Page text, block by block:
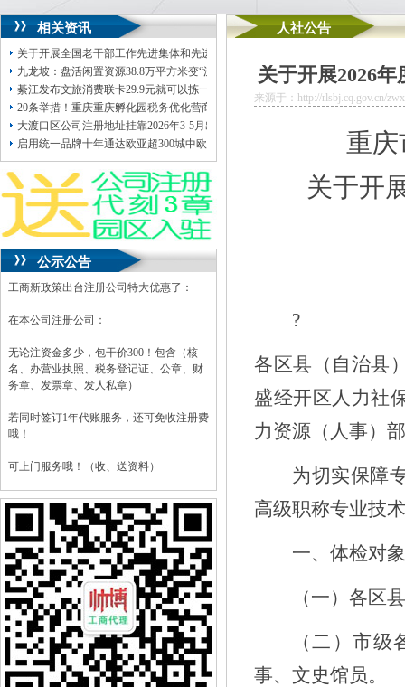
相关资讯
关于开展全国老干部工作先进集体和先进个人评选推荐的公司注册地址挂靠通知
九龙坡：盘活闲置资源38.8万平方米变“沉睡资产”公司注册地址挂靠为“发展活水”
綦江发布文旅消费联卡29.9元就可以拣一年“耙活”公司注册地址挂靠
20条举措！重庆重庆孵化园税务优化营商环境再升级
大渡口区公司注册地址挂靠2026年3-5月出具竣工联合验收意见书情况公示
启用统一品牌十年通达欧亚超300城中欧班列年开行量增长10.8倍
公示公告
工商新政策出台注册公司特大优惠了：
在本公司注册公司：
无论注资金多少，包干价300！包含（核
名、办营业执照、税务登记证、公章、财
务章、发票章、发人私章）
若同时签订1年代账服务，还可免收注册费
哦！
可上门服务哦！（收、送资料）
可加急服务哦！（最快可1工作日）
可代理开银行账户！（我们有长期合作的
银行，可免银行年费用）
咨询热线：023-63653351/63653355、
13320337068、13368080804，一通电话，
优惠多多！
咨询QQ：1063653355、1163653355、
1263653355
023-63653351/63653355、送资料）可加急
人社公告
关于开展2026
来源于：http://rlsbj.cq.gov.cn/
重庆
关于开
?
各区县（自治县
盛经开区人力社
力资源（人事）
为切实保障
高级职称专业技
一、体检对象
（一）各区
（二）市级
事、文史馆员。